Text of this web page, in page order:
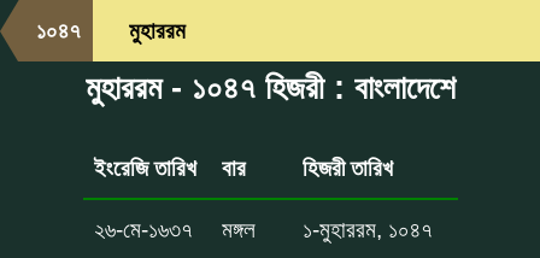
১০৪৭ মুহাররম
মুহাররম - ১০৪৭ হিজরী : বাংলাদেশে
ইংরেজি তারিখ বার হিজরী তারিখ
২৬-মে-১৬৩৭ মঙ্গল ১-মুহাররম, ১০৪৭